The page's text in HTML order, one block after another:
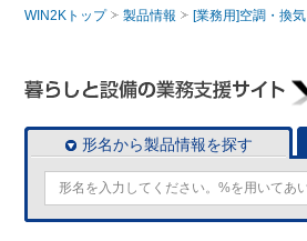
WIN2Kトップ 製品情報 [業務用]空調・換気
形名から製品情報を探す